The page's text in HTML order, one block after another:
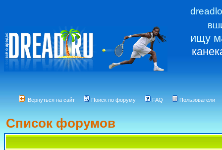
ищу
Вернуться на сайт Поиск по форуму FAQ Пользователи
Список форумов